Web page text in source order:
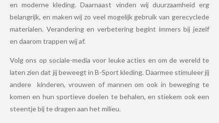
en moderne kleding. Daarnaast vinden wij duurzaamheid erg
belangrijk, en maken wij zo veel mogelijk gebruik van gerecyclede
materialen. Verandering en verbetering begint immers bij jezelf
en daarom trappen wij af.
Volg ons op sociale-media voor leuke acties en om de wereld te
laten zien dat jij beweegt in B-Sport kleding. Daarmee stimuleer jij
andere kinderen, vrouwen of mannen om ook in beweging te
komen en hun sportieve doelen te behalen, en stiekem ook een
steentje bij te dragen aan het milieu.